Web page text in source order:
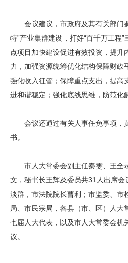
会议建议，市政府及其有关部门
特”产业集群建设，打好“百千万工程
点项目加快建设促进有效投资，提升
力，加强资源统筹优化结构保障财政
强化收入征管；保障重点支出，提高
进和谐稳定；强化底线思维，防范化
会议还通过有关人事任免事项，
书。
市人大常委会副主任秦雯、王全
文，秘书长王辉及委员共31人出席
淡群，市法院院长曹利；市监委、市
局、市民宗局，各县（市、区）人大
七届人大代表，以及市人大常委会机
议。